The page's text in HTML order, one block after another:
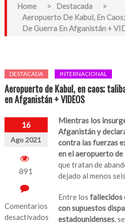
Home > Destacada
>
Aeropuerto De Kabul, En
De Guerra En Afganistán +
DESTACADA INTERNACIONAL
Aeropuerto de Kabul, en caos;
en Afganistán + VIDEOS
16
Ago 2021
891
Comentarios
desactivados
Mientras los
Afganistán y
contra las fuerzas
en el aeropuerto de
que tratan de
dejado al menos
Entre los fallecidos
con supuestos
estadounidenses ,